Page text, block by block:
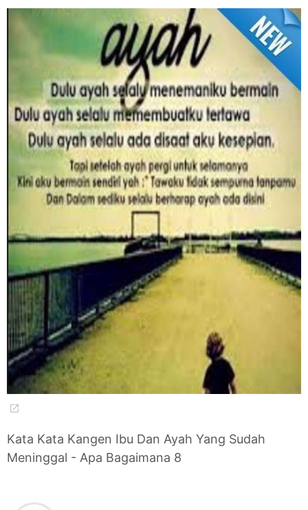
Kata Kata Kangen Ibu Dan Ayah Yang Sudah
Meninggal - Apa Bagaimana 8